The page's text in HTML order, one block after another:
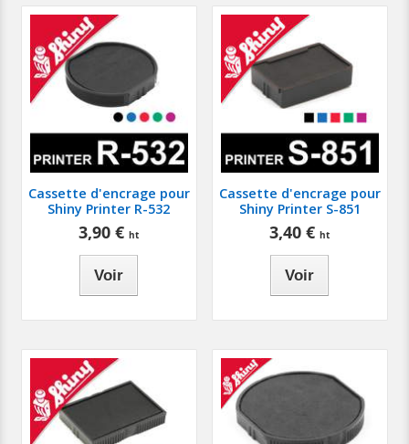
Cassette d'encrage pour
Shiny Printer R-532
3,90 €
Voir
Cassette d'encrage pour
Shiny Printer S-851
3,40 €
Voir